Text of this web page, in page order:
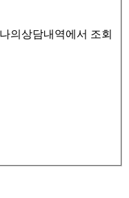
의상담내역에서 조회